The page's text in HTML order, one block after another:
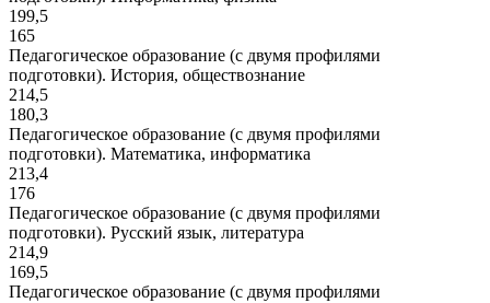
199,5
165
Педагогическое образование (с двумя профилями
подготовки). История, обществознание
214,5
180,3
Педагогическое образование (с двумя профилями
подготовки). Математика, информатика
213,4
176
Педагогическое образование (с двумя профилями
подготовки). Русский язык, литература
214,9
169,5
Педагогическое образование (с двумя профилями